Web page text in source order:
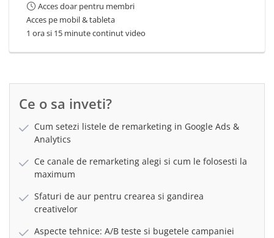
Acces doar pentru membri
Acces pe mobil & tableta
1 ora si 15 minute continut video
Ce o sa inveti?
Cum setezi listele de remarketing in Google Ads &
Analytics
Ce canale de remarketing alegi si cum le folosesti la
maximum
Sfaturi de aur pentru crearea si gandirea
creativelor
Aspecte tehnice: A/B teste si bugetele campaniei